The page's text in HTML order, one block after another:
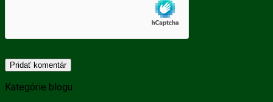
Kategórie blogu